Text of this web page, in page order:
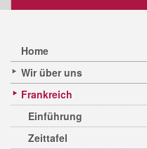
Home
Wir über uns
Frankreich
Einführung
Zeittafel